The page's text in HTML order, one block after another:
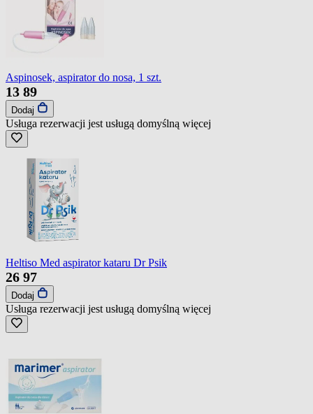
Aspinosek, aspirator do nosa, 1 szt.
13 89
Dodaj
Usługa rezerwacji jest usługą domyślną więcej
Heltiso Med aspirator kataru Dr Psik
26 97
Dodaj
Usługa rezerwacji jest usługą domyślną więcej